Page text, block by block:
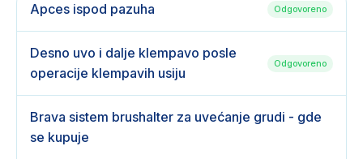
Apces ispod pazuha Odgovoreno
Desno uvo i dalje klempavo posle
operacije klempavih usiju
Odgovoreno
Brava sistem brushalter za uvećanje grudi - gde
se kupuje